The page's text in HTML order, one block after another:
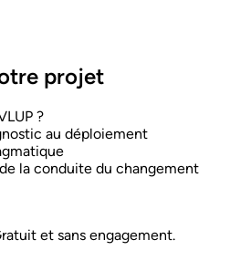
projet
UP ?
au déploiement
la conduite du changement
et sans engagement.